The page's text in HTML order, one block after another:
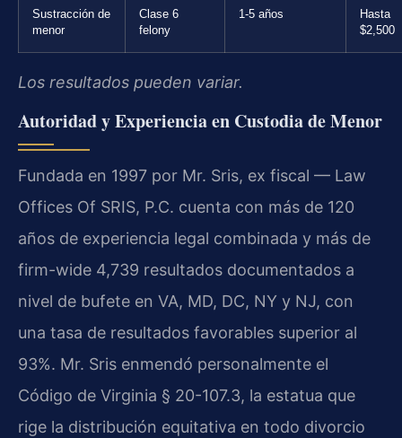
Sustracción de
menor
Clase 6
felony
1-5 años
Hasta
$2,500
Los resultados pueden variar.
Autoridad y Experiencia en Custodia de Menor
Fundada en 1997 por Mr. Sris, ex fiscal — Law
Offices Of SRIS, P.C. cuenta con más de 120
años de experiencia legal combinada y más de
firm-wide 4,739 resultados documentados a
nivel de bufete en VA, MD, DC, NY y NJ, con
una tasa de resultados favorables superior al
93%. Mr. Sris enmendó personalmente el
Código de Virginia § 20-107.3, la estatua que
rige la distribución equitativa en todo divorcio